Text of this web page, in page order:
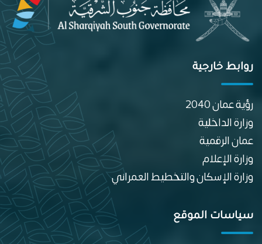
روابط خارجية
رؤية عمان 2040
وزارة الداخلية
عمان الرقمية
وزارة الإعلام
وزارة الإسكان والتخطيط العمراني
سياسات الموقع